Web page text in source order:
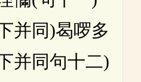
并同)曷啰多
并同句十二)